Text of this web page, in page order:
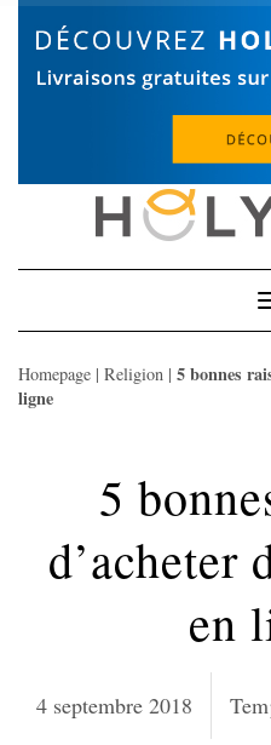
Homepage | Religion | 5 bonnes
ligne
5
d’acheter
en
4 septembre 2018